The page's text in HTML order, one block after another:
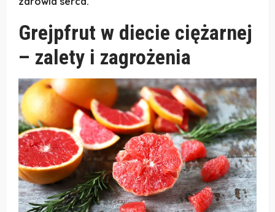
Grejpfrut w diecie ciężarnej
– zalety i zagrożenia